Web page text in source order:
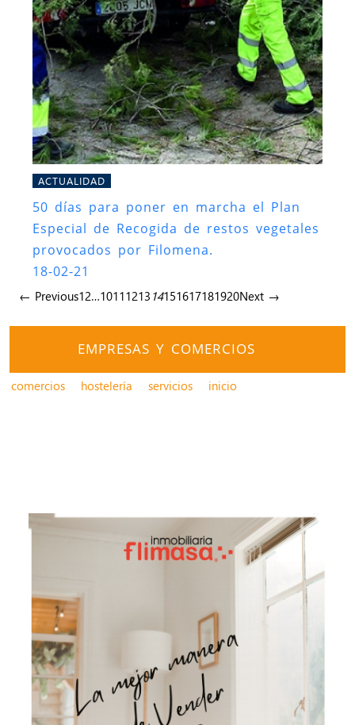
ACTUALIDAD
50 días para poner en marcha el Plan
Especial de Recogida de restos vegetales
provocados por Filomena.
18-02-21
← Previous12…10111213 14151617181920Next →
EMPRESAS Y COMERCIOS
comercios hostelería servicios inicio